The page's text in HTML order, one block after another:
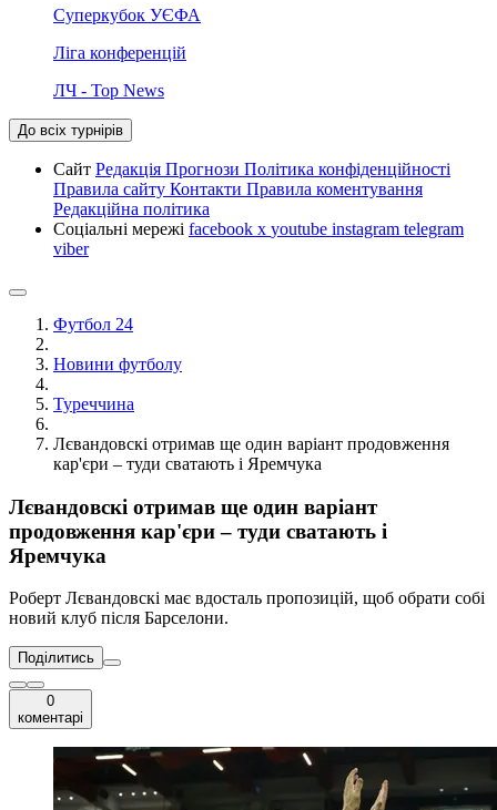
Суперкубок УЄФА
Ліга конференцій
ЛЧ - Top News
До всіх турнірів
Сайт Редакція Прогнози Політика конфіденційності
Правила сайту Контакти Правила коментування
Редакційна політика
Соціальні мережі facebook x youtube instagram telegram
viber
Футбол 24
Новини футболу
Туреччина
Лєвандовскі отримав ще один варіант продовження
кар'єри – туди сватають і Яремчука
Лєвандовскі отримав ще один варіант
продовження кар'єри – туди сватають і
Яремчука
Роберт Лєвандовскі має вдосталь пропозицій, щоб обрати собі
новий клуб після Барселони.
Поділитись
0
коментарі